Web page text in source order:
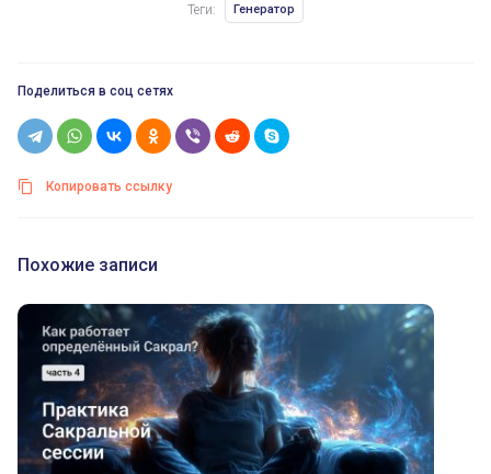
Теги: Генератор
Поделиться в соц сетях
Копировать ссылку
Похожие записи